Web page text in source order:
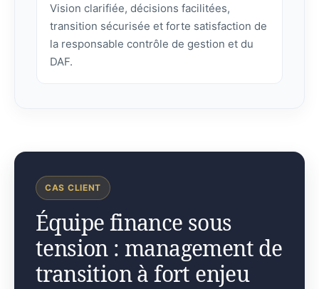
Vision clarifiée, décisions facilitées,
transition sécurisée et forte satisfaction de
la responsable contrôle de gestion et du
DAF.
CAS CLIENT
Équipe finance sous
tension : management de
transition à fort enjeu